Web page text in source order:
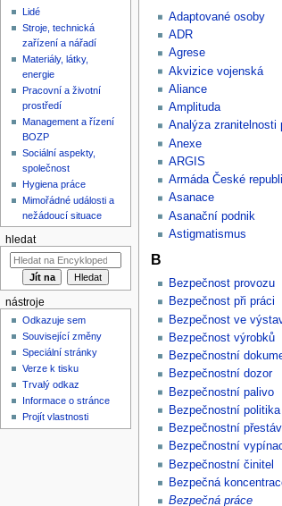
Adaptované osoby
ADR
Agrese
Akvizice vojenská
Aliance
Amplituda
Analýza zranitelnosti
Anexe
ARGIS
Armáda České
Asanace
Asanační podnik
Astigmatismus
B
Bezpečnost provozu
Bezpečnost při práci
Bezpečnost ve
Bezpečnost výrobků
Bezpečnostní
Bezpečnostní dozor
Bezpečnostní palivo
Bezpečnostní politika
Bezpečnostní
Bezpečnostní
Bezpečnostní činitel
Bezpečná
Bezpečná práce
Lidé
Stroje, technická
zařízení a nářadí
Materiály, látky,
energie
Pracovní a životní
prostředí
Management a řízení
BOZP
Sociální aspekty,
společnost
Hygiena práce
Mimořádné události a
nežádoucí situace
hledat
nástroje
Odkazuje sem
Související změny
Speciální stránky
Verze k tisku
Trvalý odkaz
Informace o stránce
Projít vlastnosti